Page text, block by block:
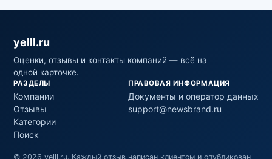
yelll.ru
Оценки, отзывы и контакты компаний — всё на
одной карточке.
РАЗДЕЛЫ
Компании
Отзывы
Категории
Поиск
ПРАВОВАЯ ИНФОРМАЦИЯ
Документы и оператор данных
support@newsbrand.ru
© 2026 yelll.ru. Каждый отзыв написан клиентом и опубликован